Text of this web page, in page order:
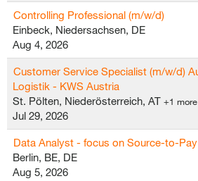
Controlling Professional (m/w/d)
Einbeck, Niedersachsen, DE
Aug 4, 2026
Customer Service Specialist (m/w/d)
Logistik - KWS Austria
St. Pölten, Niederösterreich, AT +1
Jul 29, 2026
Data Analyst - focus on Source-to-
Berlin, BE, DE
Aug 5, 2026